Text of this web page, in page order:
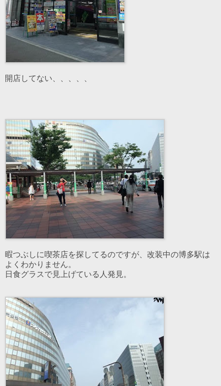
開店してない、、、、、
暇つぶしに喫茶店を探してるのですが、改装中の博多駅は
よくわかりません。
日食グラスで見上げている人発見。